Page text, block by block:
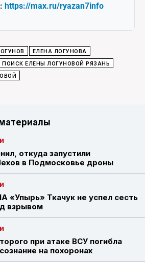
https://max.ru/ryazan7info
ЕЛЕНА ЛОГУНОВА
ПОИСК ЕЛЕНЫ ЛОГУНОВОЙ РЯЗАНЬ
откуда запустили
в Подмосковье дроны
«Упырь» Ткачук не успел сесть
взрывом
при атаке ВСУ погибла
на похоронах